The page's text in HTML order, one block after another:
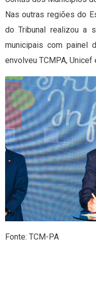
Nas outras regiões do
do Tribunal realizou a
municipais com painel
envolveu TCMPA,
Fonte: TCM-PA